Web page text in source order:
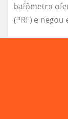
bafômetro
(PRF) e